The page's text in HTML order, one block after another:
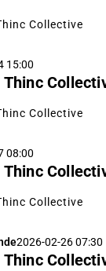
Collective
15:00
Collective
08:00
Collective
2026-02-26 07:30